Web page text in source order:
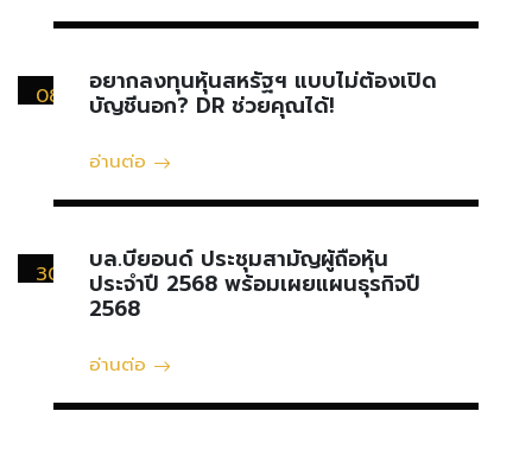
08
อยากลงทุนหุ้นสหรัฐฯ แบบไม่ต้องเปิด
บัญชีนอก? DR ช่วยคุณได้!
อ่านต่อ
30
บล.บียอนด์ ประชุมสามัญผู้ถือหุ้น
ประจำปี 2568 พร้อมเผยแผนธุรกิจปี
2568
อ่านต่อ